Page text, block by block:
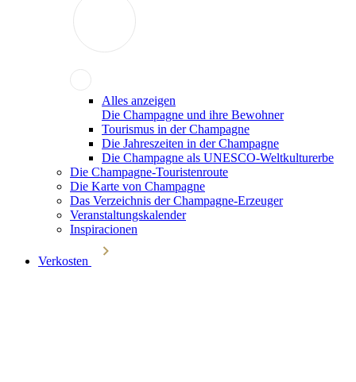
Alles anzeigen
Die Champagne und ihre Bewohner
Tourismus in der Champagne
Die Jahreszeiten in der Champagne
Die Champagne als UNESCO-Weltkulturerbe
Die Champagne-Touristenroute
Die Karte von Champagne
Das Verzeichnis der Champagne-Erzeuger
Veranstaltungskalender
Inspiracionen
Verkosten